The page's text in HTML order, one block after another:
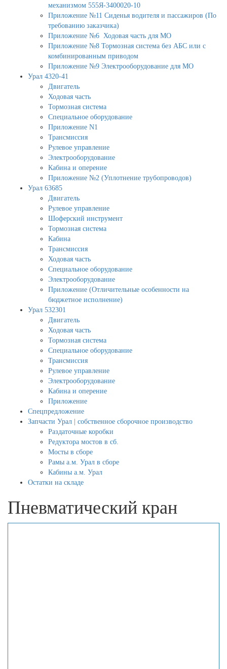
механизмом 555Я-3400020-10
Приложение №11 Сиденья водителя и пассажиров (По
требованию заказчика)
Приложение №6 Ходовая часть для МО
Приложение №8 Тормозная система без АБС или с
комбинированным приводом
Приложение №9 Электрооборудование для МО
Урал 4320-41
Двигатель
Ходовая часть
Тормозная система
Специальное оборудование
Приложение N1
Трансмиссия
Рулевое управление
Электрооборудование
Кабина и оперение
Приложение №2 (Уплотнение трубопроводов)
Урал 63685
Двигатель
Рулевое управление
Шоферский инструмент
Тормозная система
Кабина
Трансмиссия
Ходовая часть
Специальное оборудование
Электрооборудование
Приложение (Отличительные особенности на
бюджетное исполнение)
Урал 532301
Двигатель
Ходовая часть
Тормозная система
Специальное оборудование
Трансмиссия
Рулевое управление
Электрооборудование
Кабина и оперение
Приложение
Спецпредложение
Запчасти Урал | собственное сборочное производство
Раздаточные коробки
Редуктора мостов в сб.
Мосты в сборе
Рамы а.м. Урал в сборе
Кабины а.м. Урал
Остатки на складе
Пневматический кран